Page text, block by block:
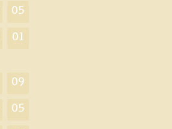
05
01
09
05